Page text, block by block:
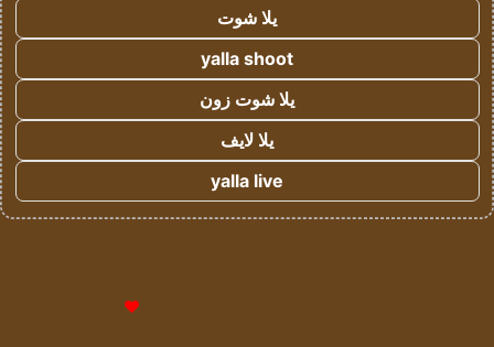
يلا شوت
yalla shoot
يلا شوت زون
يلا لايف
yalla live